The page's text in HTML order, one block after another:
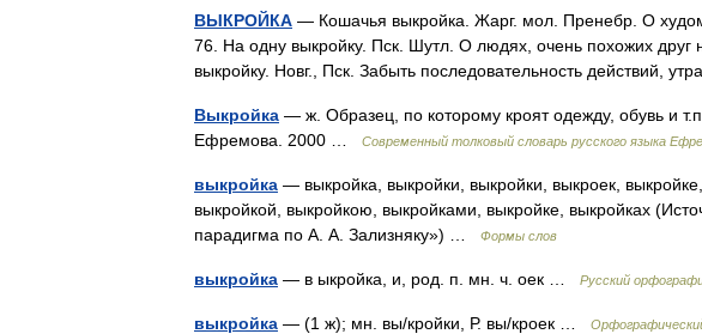
ВЫКРОЙКА — Кошачья выкройка. Жарг. мол. Пренебр. О
76. На одну выкройку. Пск. Шутл. О людях, очень похожих друг
выкройку. Новг., Пск. Забыть последовательность действий,
Выкройка — ж. Образец, по которому кроят одежду, обувь и
Ефремова. 2000 …
Современный толковый словарь русского языка
выкройка — выкройка, выкройки, выкройки, выкроек,
выкройкой, выкройкою, выкройками, выкройке, выкройках
парадигма по А. А. Зализняку») …
Формы слов
выкройка — в ыкройка, и, род. п. мн. ч. оек … Русский
выкройка — (1 ж); мн. вы/кройки, Р. вы/кроек …